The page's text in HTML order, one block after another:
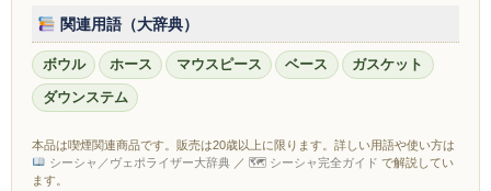
Ugly
NirvanaSuperShisha
SPLIT
関連用語（大辞典）
ボウル ホース マウスピース ベース ガスケット
ダウンステム
本品は喫煙関連商品です。販売は20歳以上に限ります。詳しい用語や使い方は
シーシャ／ヴェポライザー大辞典 ／ 🗺 シーシャ完全ガイド で解説してい
ます。